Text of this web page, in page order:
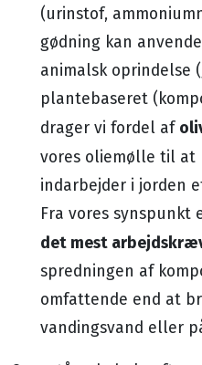
(urinstof,
gødning kan
animalsk oprindelse
plantebaseret
drager vi fordel af
vores oliemølle til at
indarbejder i jorden
Fra vores synspunkt
det mest
spredningen af
omfattende end at
vandingsvand eller